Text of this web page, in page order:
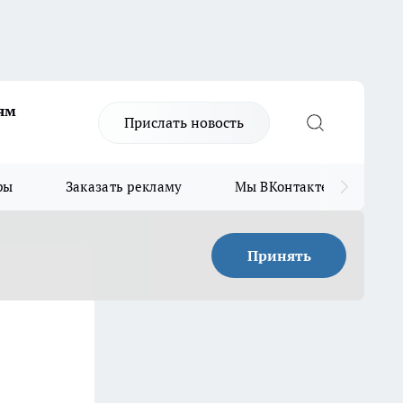
Прислать новость
Заказать рекламу Мы ВКонтакте
Принять